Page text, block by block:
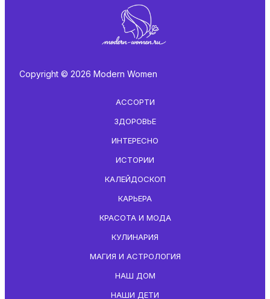
Copyright © 2026 Modern Women
АССОРТИ
ЗДОРОВЬЕ
ИНТЕРЕСНО
ИСТОРИИ
КАЛЕЙДОСКОП
КАРЬЕРА
КРАСОТА И МОДА
КУЛИНАРИЯ
МАГИЯ И АСТРОЛОГИЯ
НАШ ДОМ
НАШИ ДЕТИ